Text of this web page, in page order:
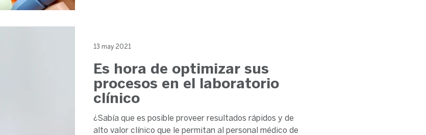
Es hora de optimizar sus
procesos en el laboratorio
clínico
¿Sabía que es posible proveer resultados rápidos y de
alto valor clínico que le permitan al personal médico de
13 may 2021